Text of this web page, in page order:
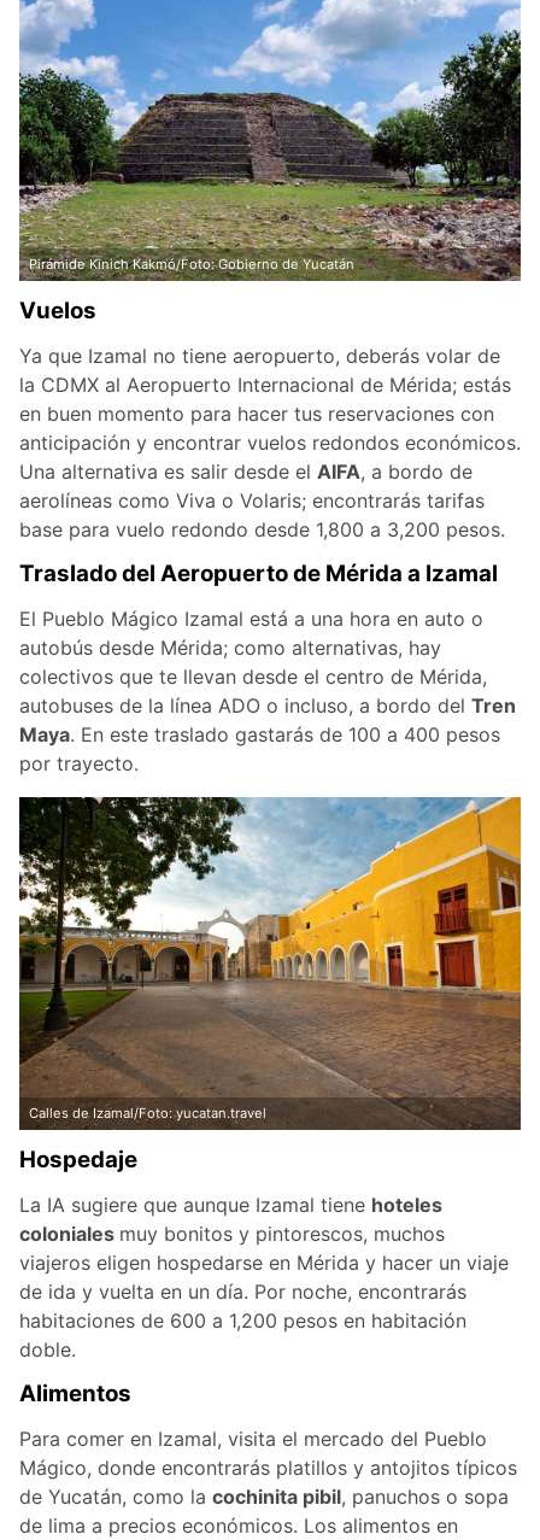
Pirámide Kinich Kakmó/Foto: Gobierno de Yucatán
Vuelos
Ya que Izamal no tiene aeropuerto, deberás volar de
la CDMX al Aeropuerto Internacional de Mérida; estás
en buen momento para hacer tus reservaciones con
anticipación y encontrar vuelos redondos económicos.
Una alternativa es salir desde el AIFA, a bordo de
aerolíneas como Viva o Volaris; encontrarás tarifas
base para vuelo redondo desde 1,800 a 3,200 pesos.
Traslado del Aeropuerto de Mérida a Izamal
El Pueblo Mágico Izamal está a una hora en auto o
autobús desde Mérida; como alternativas, hay
colectivos que te llevan desde el centro de Mérida,
autobuses de la línea ADO o incluso, a bordo del Tren
Maya. En este traslado gastarás de 100 a 400 pesos
por trayecto.
Calles de Izamal/Foto: yucatan.travel
Hospedaje
La IA sugiere que aunque Izamal tiene hoteles
coloniales muy bonitos y pintorescos, muchos
viajeros eligen hospedarse en Mérida y hacer un viaje
de ida y vuelta en un día. Por noche, encontrarás
habitaciones de 600 a 1,200 pesos en habitación
doble.
Alimentos
Para comer en Izamal, visita el mercado del Pueblo
Mágico, donde encontrarás platillos y antojitos típicos
de Yucatán, como la cochinita pibil, panuchos o sopa
de lima a precios económicos. Los alimentos en